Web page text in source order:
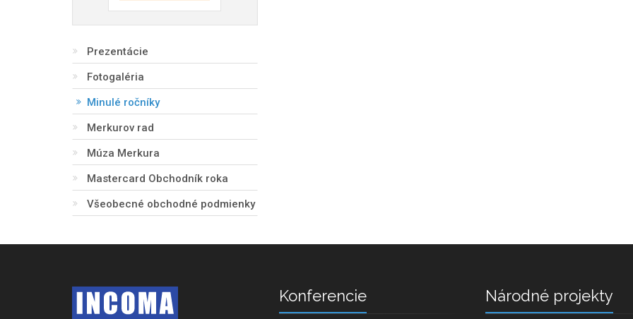
Prezentácie
Fotogaléria
Minulé ročníky
Merkurov rad
Múza Merkura
Mastercard Obchodník roka
Všeobecné obchodné podmienky
Konferencie Národné projekty